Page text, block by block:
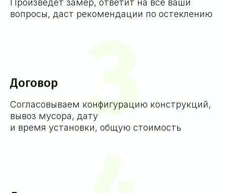
Произведёт замер, ответит на все ваши
вопросы, даст рекомендации по остеклению
Договор
Согласовываем конфигурацию конструкций,
вывоз мусора, дату
и время установки, общую стоимость
3